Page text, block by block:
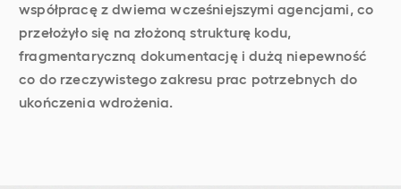
współpracę z dwiema wcześniejszymi agencjami, co
przełożyło się na złożoną strukturę kodu,
fragmentaryczną dokumentację i dużą niepewność
co do rzeczywistego zakresu prac potrzebnych do
ukończenia wdrożenia.